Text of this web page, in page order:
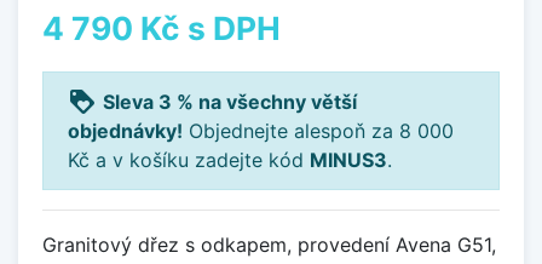
4 790 Kč s DPH
loyalty Sleva 3 % na všechny větší
objednávky! Objednejte alespoň za 8 000
Kč a v košíku zadejte kód MINUS3.
Granitový dřez s odkapem, provedení Avena G51,